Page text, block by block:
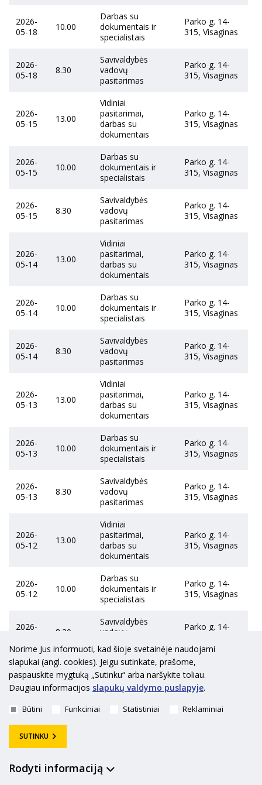
2026-
05-18
10.00
Darbas su
dokumentais ir
specialistais
Parko g. 14-
315, Visaginas
2026-
05-18
8.30
Savivaldybės
vadovų
pasitarimas
Parko g. 14-
315, Visaginas
2026-
05-15
13.00
Vidiniai
pasitarimai,
darbas su
dokumentais
Parko g. 14-
315, Visaginas
2026-
05-15
10.00
Darbas su
dokumentais ir
specialistais
Parko g. 14-
315, Visaginas
2026-
05-15
8.30
Savivaldybės
vadovų
pasitarimas
Parko g. 14-
315, Visaginas
2026-
05-14
13.00
Vidiniai
pasitarimai,
darbas su
dokumentais
Parko g. 14-
315, Visaginas
2026-
05-14
10.00
Darbas su
dokumentais ir
specialistais
Parko g. 14-
315, Visaginas
2026-
05-14
8.30
Savivaldybės
vadovų
pasitarimas
Parko g. 14-
315, Visaginas
2026-
05-13
13.00
Vidiniai
pasitarimai,
darbas su
dokumentais
Parko g. 14-
315, Visaginas
2026-
05-13
10.00
Darbas su
dokumentais ir
specialistais
Parko g. 14-
315, Visaginas
2026-
05-13
8.30
Savivaldybės
vadovų
pasitarimas
Parko g. 14-
315, Visaginas
2026-
05-12
13.00
Vidiniai
pasitarimai,
darbas su
dokumentais
Parko g. 14-
315, Visaginas
2026-
05-12
10.00
Darbas su
dokumentais ir
specialistais
Parko g. 14-
315, Visaginas
2026-
8.30
Savivaldybės
vadovų
Parko g. 14-
2026-
05-11
14.00
Gyventojų
priėmimas
Parko g. 14-
315, Visaginas
2026-
13.00
pasitarimai,
Parko g. 14-
2026-
sutarties su
Norime Jus informuoti, kad šioje svetainėje naudojami
slapukai (angl. cookies). Jeigu sutinkate, prašome,
paspauskite mygtuką „Sutinku“ arba naršykite toliau.
Daugiau informacijos slapukų valdymo puslapyje.
Būtini Funkciniai Statistiniai Reklaminiai
SUTINKU
Rodyti informaciją